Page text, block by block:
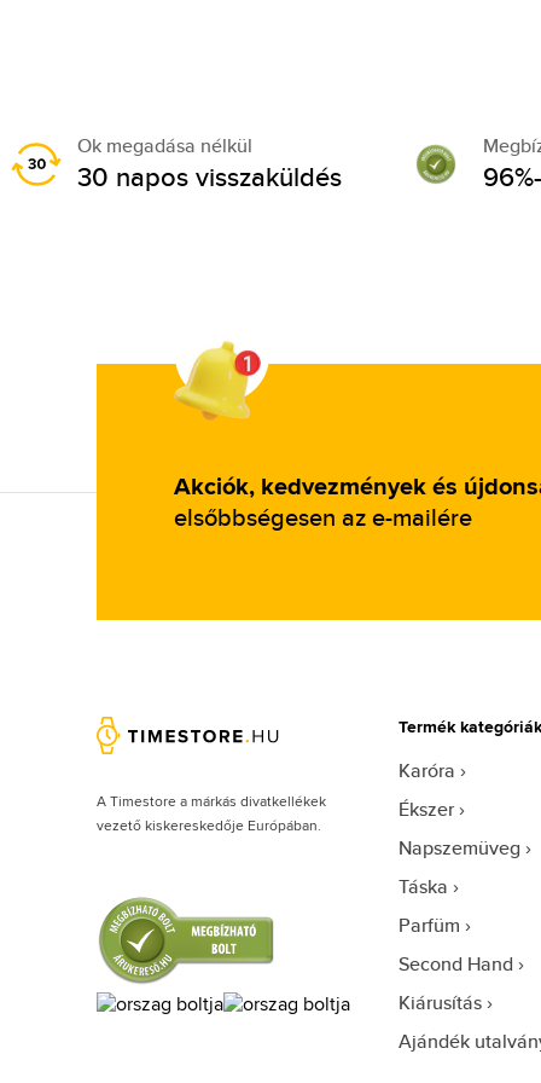
Ok megadása nélkül
30 napos visszaküldés
Akciók, kedvezmények és
elsőbbségesen az e-mailére
A Timestore a márkás divatkellékek
vezető kiskereskedője Európában.
Termék kategóriák
Karóra
Ékszer
Napszemüveg
Táska
Parfüm
Second Hand
Kiárusítás
Ajándék